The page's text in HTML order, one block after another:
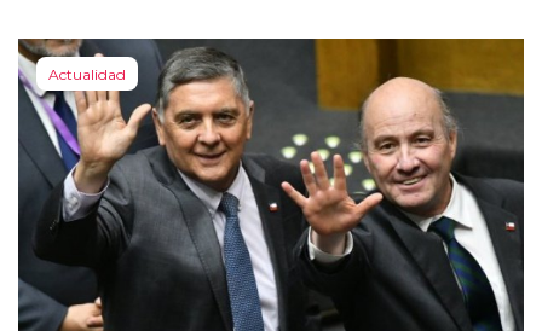
Actualidad